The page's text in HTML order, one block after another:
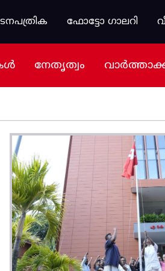
ഫോട്ടോ ഗാലറി
നേതൃത്വം